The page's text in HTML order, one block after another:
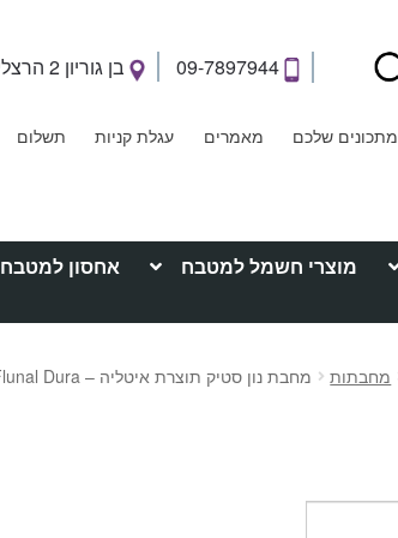
09-7897944 בן גוריון 2 הרצליה
מתכונים שלכם מאמרים עגלת קניות תשלום
מוצרי חשמל למטבח אחסון למטבח
מחבתות מחבת נון סטיק תוצרת איטליה – Flunal Dura